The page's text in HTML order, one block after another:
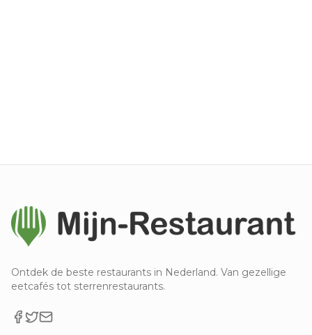
Ontdek de beste restaurants in Nederland. Van gezellige
eetcafés tot sterrenrestaurants.